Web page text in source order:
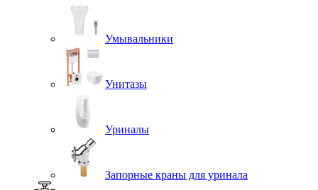
Умывальники
Унитазы
Уриналы
Запорные краны для уринала